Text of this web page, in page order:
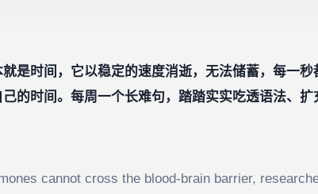
是时间，它以稳定的速度消逝，无法储蓄，每一
的时间。每周一个长难句，踏踏实实吃透语法、扩
cannot cross the blood-brain barrier,